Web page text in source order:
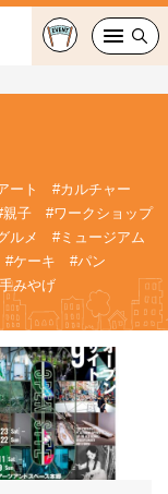
ート
#カルチャー
親子
#ワークショップ
ルメ
#ミュージアム
#ケーキ
#パン
みやげ